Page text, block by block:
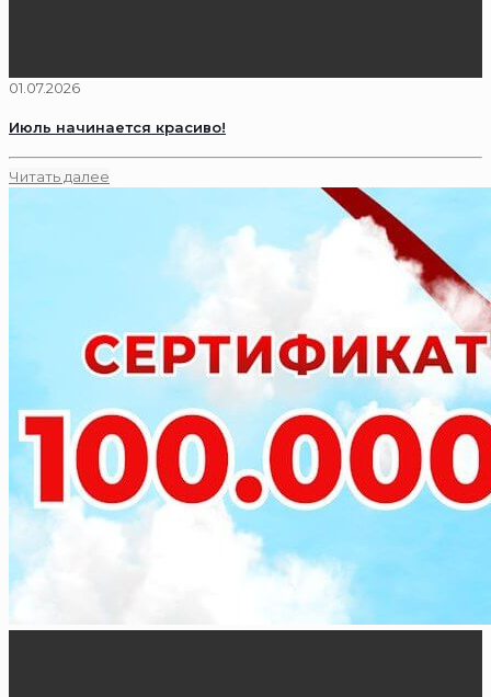
01.07.2026
Июль начинается красиво!
Читать далее